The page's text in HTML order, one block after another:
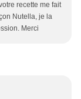
recette me fait
Nutella, je la
Merci